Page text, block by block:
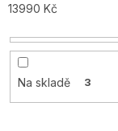
r
o
d
u
t
13990 Kč
Na skladě 3